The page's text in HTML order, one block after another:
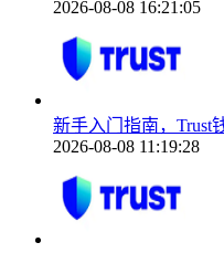
2026-08-08 16:21:05
新手入门指南，Trust
2026-08-08 11:19:28